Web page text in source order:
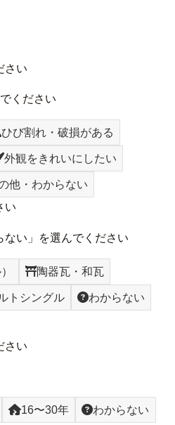
さい
ください
ひび割れ・破損がある
外観をきれいにしたい
他・わからない
い
い」を選んでください
陶器瓦・和瓦
トシングル わからない
さい
16〜30年 わからない